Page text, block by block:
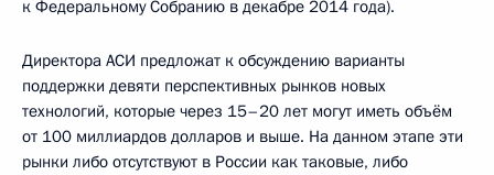
к Федеральному Собранию в декабре 2014 года).
Директора АСИ предложат к обсуждению варианты
поддержки девяти перспективных рынков новых
технологий, которые через 15–20 лет могут иметь объём
от 100 миллиардов долларов и выше. На данном этапе эти
рынки либо отсутствуют в России как таковые, либо